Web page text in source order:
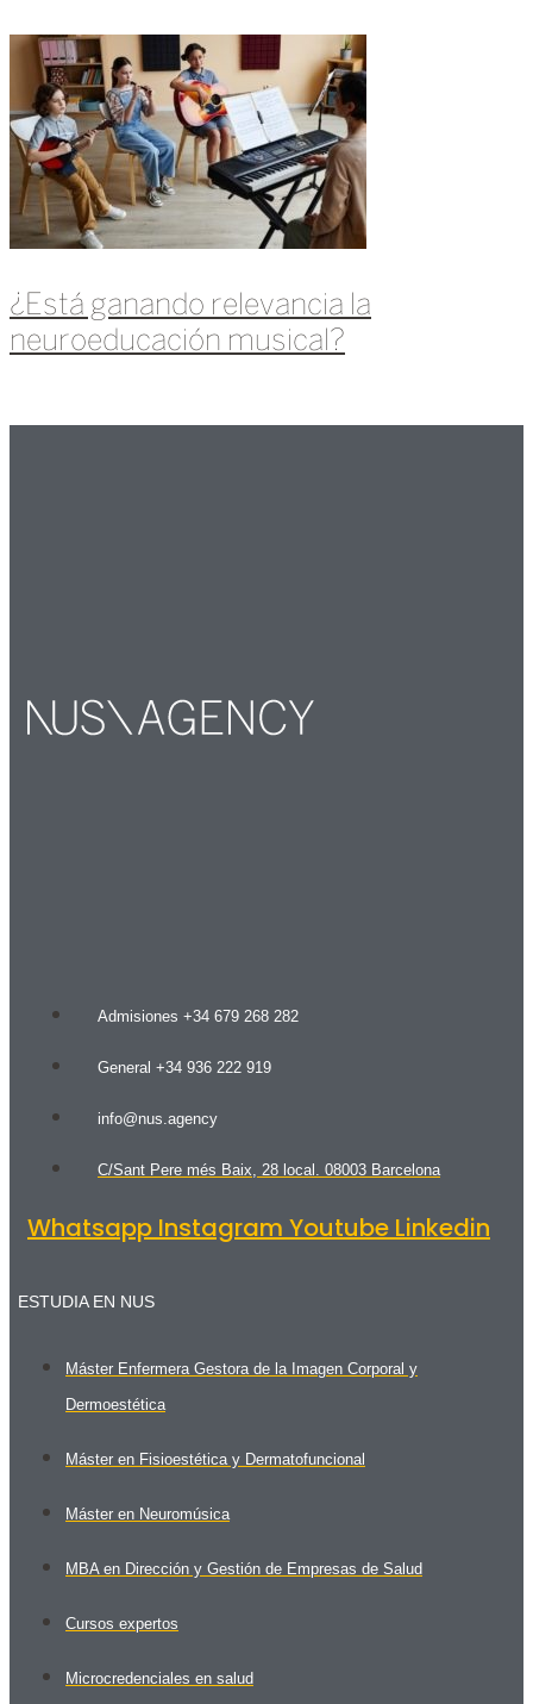
¿Está ganando relevancia la
neuroeducación musical?
Admisiones +34 679 268 282
General +34 936 222 919
info@nus.agency
C/Sant Pere més Baix, 28 local. 08003 Barcelona
Whatsapp Instagram Youtube Linkedin
ESTUDIA EN NUS
Máster Enfermera Gestora de la Imagen Corporal y
Dermoestética
Máster en Fisioestética y Dermatofuncional
Máster en Neuromúsica
MBA en Dirección y Gestión de Empresas de Salud
Cursos expertos
Microcredenciales en salud